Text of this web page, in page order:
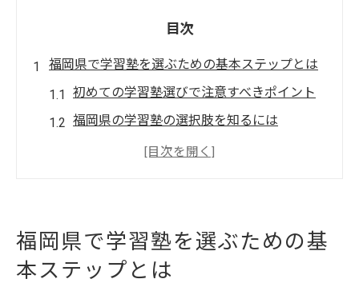
目次
福岡県で学習塾を選ぶための基本ステップとは
初めての学習塾選びで注意すべきポイント
福岡県の学習塾の選択肢を知るには
学習塾選びのための効果的なリサーチ方法
福岡県の学習塾の口コミを活用する方法
学習塾選びで重要なカリキュラムのチェックポ
福岡県で学習塾を選ぶための基
本ステップとは